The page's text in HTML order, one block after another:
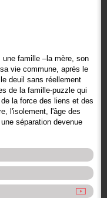
famille –la mère, son
vie commune, après le
deuil sans réellement
de la famille-puzzle qui
la force des liens et des
l'isolement, l'âge des
séparation devenue